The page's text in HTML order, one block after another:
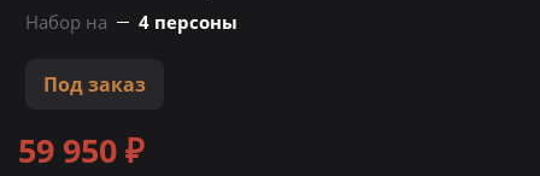
Набор на
4 персоны
Под заказ
59 950 ₽